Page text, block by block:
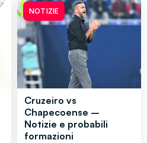
NOTIZIE
Cruzeiro vs
Chapecoense –
Notizie e probabili
formazioni